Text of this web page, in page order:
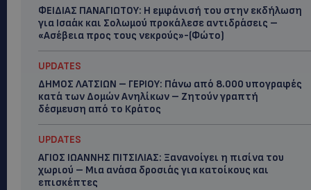
ΦΕΙΔΙΑΣ ΠΑΝΑΓΙΩΤΟΥ: Η εμφάνισή του στην εκδήλωση
για Ισαάκ και Σολωμού προκάλεσε αντιδράσεις –
«Ασέβεια προς τους νεκρούς»-(Φώτο)
UPDATES
ΔΗΜΟΣ ΛΑΤΣΙΩΝ – ΓΕΡΙΟΥ: Πάνω από 8.000 υπογραφές
κατά των Δομών Ανηλίκων – Ζητούν γραπτή
δέσμευση από το Κράτος
UPDATES
ΑΓΙΟΣ ΙΩΑΝΝΗΣ ΠΙΤΣΙΛΙΑΣ: Ξανανοίγει η πισίνα του
χωριού – Μια ανάσα δροσιάς για κατοίκους και
επισκέπτες